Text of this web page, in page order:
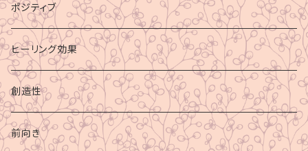
ポジティブ
ヒーリング効果
創造性
前向き